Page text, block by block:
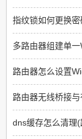
指纹锁如何更换
多路由器组建单
路由器怎么设置
路由器无线桥接
dns缓存怎么清理